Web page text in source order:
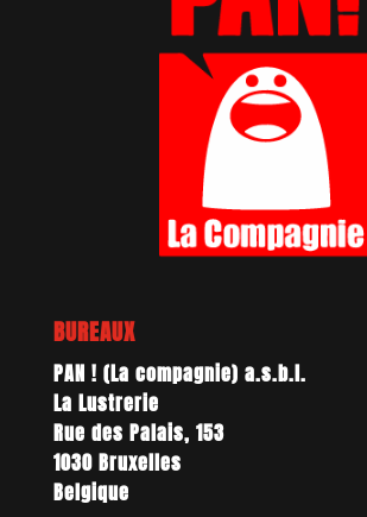
BUREAUX
PAN ! (La compagnie) a.s.b.l.
La Lustrerie
Rue des Palais, 153
1030 Bruxelles
Belgique